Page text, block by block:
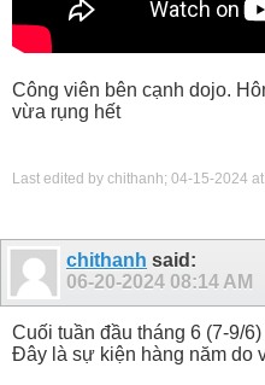
Công viên bên cạnh dojo.
vừa rụng hết
Last edited by chithanh; 04-15-2024 at
chithanh said:
06-20-2024 08:14 AM
Cuối tuần đầu tháng 6 (7-9/
Đây là sự kiện hàng năm do